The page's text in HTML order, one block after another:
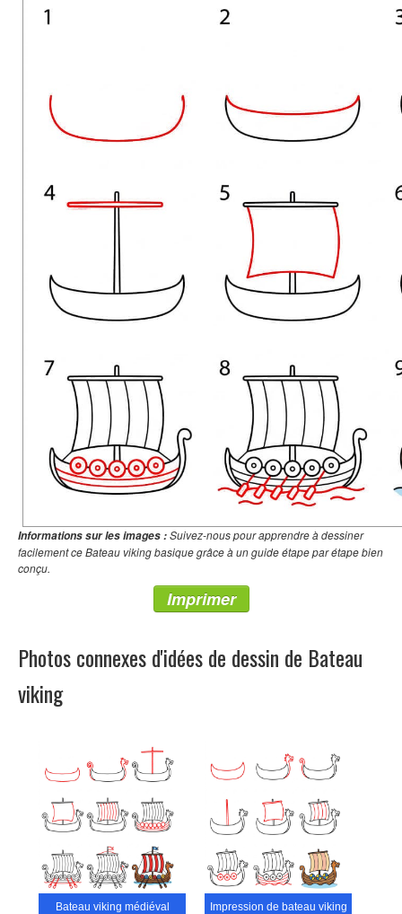
Informations sur les images :Suivez-nous pour apprendre à dessiner
facilement ce Bateau viking basique grâce à un guide étape par étape bien
conçu.
Imprimer
Photos connexes d'idées de dessin de Bateau
viking
Bateau viking médiéval Impression de bateau viking